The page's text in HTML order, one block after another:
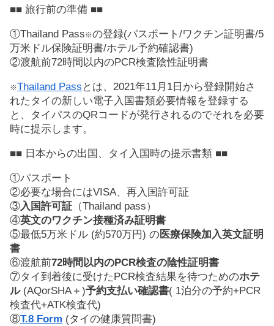
■■ 旅行前の準備 ■■
①Thailand Pass※の登録(パスポート/ワクチン証明書/5
万米ドル保険証明書/ホテル予約確認書)
②渡航前72時間以内のPCR検査陰性証明書
※Thailand Pass とは、2021年11月1日から登録開始さ
れたタイの新しい電子入国書類必要情報を登録する
と、タイパスのQRコードが発行されるのでそれを必要
時に提示します。
■■ 日本からの出国、タイ入国時の提示書類 ■■
①パスポート
②必要な場合にはVISA、再入国許可証
③入国許可証 （Thailand pass）
④英文のワクチン接種済み証明書
⑤最低5万米ドル (約570万円) の医療保険加入英文証明
書
⑥渡航前72時間以内のPCR検査の陰性証明書
⑦タイ到着後に受けたPCR検査結果を待つためのホテ
ル(AQorSHA＋)予約支払い確認書( 1泊分の予約+PCR
検査代+ATK検査代)
⑧T.8 Form (タイの健康質問書)